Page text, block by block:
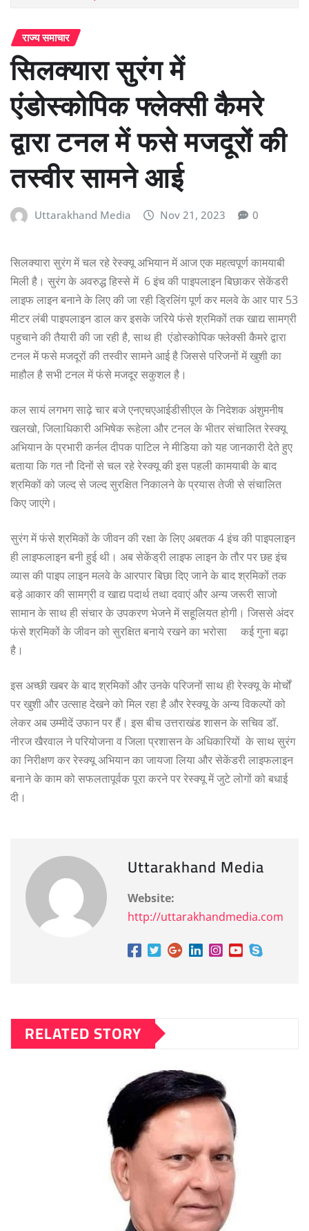
राज्य समाचार
सिलक्यारा सुरंग में
एंडोस्कोपिक फ्लेक्सी कैमरे
द्वारा टनल में फसे मजदूरों की
तस्वीर सामने आई
Uttarakhand Media Nov 21, 2023 0
सिलक्यारा सुरंग में चल रहे रेस्क्यू अभियान में आज एक महत्वपूर्ण कामयाबी
मिली है। सुरंग के अवरुद्ध हिस्से में 6 इंच की पाइपलाइन बिछाकर सेकेंडरी
लाइफ लाइन बनाने के लिए की जा रही ड्रिलिंग पूर्ण कर मलवे के आर पार 53
मीटर लंबी पाइपलाइन डाल कर इसके जरिये फंसे श्रमिकों तक खाद्य सामग्री
पहुचाने की तैयारी की जा रही है, साथ ही एंडोस्कोपिक फ्लेक्सी कैमरे द्वारा
टनल में फसे मजदूरों की तस्वीर सामने आई है जिससे परिजनों में खुशी का
माहौल है सभी टनल में फंसे मजदूर सकुशल है।
कल सायं लगभग साढ़े चार बजे एनएचएआईडीसीएल के निदेशक अंशुमनीष
खलखो, जिलाधिकारी अभिषेक रूहेला और टनल के भीतर संचालित रेस्क्यू
अभियान के प्रभारी कर्नल दीपक पाटिल ने मीडिया को यह जानकारी देते हुए
बताया कि गत नौ दिनों से चल रहे रेस्क्यू की इस पहली कामयाबी के बाद
श्रमिकों को जल्द से जल्द सुरक्षित निकालने के प्रयास तेजी से संचालित
किए जाएंगे।
सुरंग में फंसे श्रमिकों के जीवन की रक्षा के लिए अबतक 4 इंच की पाइपलाइन
ही लाइफलाइन बनी हुई थी। अब सेकेंड्री लाइफ लाइन के तौर पर छह इंच
व्यास की पाइप लाइन मलवे के आरपार बिछा दिए जाने के बाद श्रमिकों तक
बड़े आकार की सामग्री व खाद्य पदार्थ तथा दवाएं और अन्य जरूरी साजो
सामान के साथ ही संचार के उपकरण भेजने में सहूलियत होगी। जिससे अंदर
फंसे श्रमिकों के जीवन को सुरक्षित बनाये रखने का भरोसा कई गुना बढ़ा
है।
इस अच्छी खबर के बाद श्रमिकों और उनके परिजनों साथ ही रेस्क्यू के मोर्चों
पर खुशी और उत्साह देखने को मिल रहा है और रेस्क्यू के अन्य विकल्पों को
लेकर अब उम्मीदें उफान पर हैं। इस बीच उत्तराखंड शासन के सचिव डॉ.
नीरज खैरवाल ने परियोजना व जिला प्रशासन के अधिकारियों के साथ सुरंग
का निरीक्षण कर रेस्क्यू अभियान का जायजा लिया और सेकेंडरी लाइफलाइन
बनाने के काम को सफलतापूर्वक पूरा करने पर रेस्क्यू में जुटे लोगों को बधाई
दी।
Uttarakhand Media
Website:
http://uttarakhandmedia.com
RELATED STORY